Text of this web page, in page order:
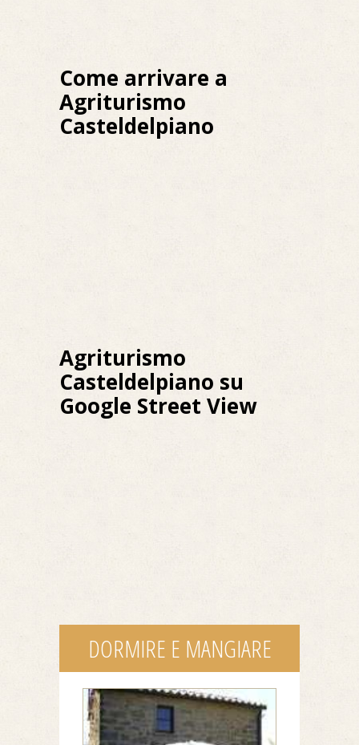
Come arrivare a
Agriturismo
Casteldelpiano
Agriturismo
Casteldelpiano su
Google Street View
DORMIRE E MANGIARE